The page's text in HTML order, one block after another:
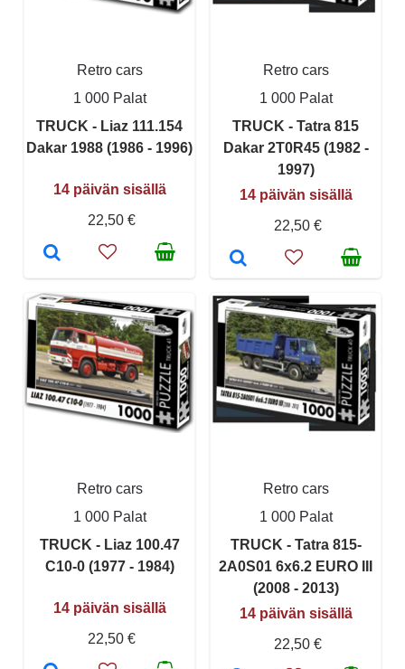
Retro cars
1 000 Palat
TRUCK - Liaz 111.154
Dakar 1988 (1986 - 1996)
14 päivän sisällä
22,50 €
Retro cars
1 000 Palat
TRUCK - Tatra 815
Dakar 2T0R45 (1982 -
1997)
14 päivän sisällä
22,50 €
Retro cars
1 000 Palat
TRUCK - Liaz 100.47
C10-0 (1977 - 1984)
14 päivän sisällä
22,50 €
Retro cars
1 000 Palat
TRUCK - Tatra 815-
2A0S01 6x6.2 EURO III
(2008 - 2013)
14 päivän sisällä
22,50 €